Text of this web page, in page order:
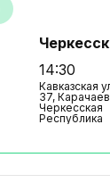
Черкесск
14:30
Кавказская
37,
Черкесская
Республика